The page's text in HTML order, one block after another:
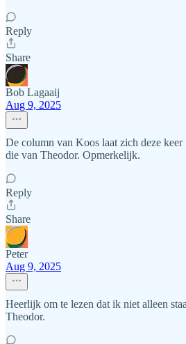
Reply
Share
Bob Lagaaij
Aug 9, 2025
De column van Koos laat zich deze
die van Theodor. Opmerkelijk.
Reply
Share
Peter
Aug 9, 2025
Heerlijk om te lezen dat ik niet alleen
Theodor.